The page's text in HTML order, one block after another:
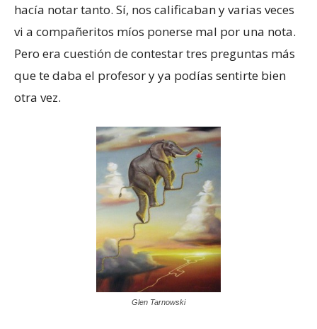
hacía notar tanto. Sí, nos calificaban y varias veces
vi a compañeritos míos ponerse mal por una nota.
Pero era cuestión de contestar tres preguntas más
que te daba el profesor y ya podías sentirte bien
otra vez.
Glen Tarnowski